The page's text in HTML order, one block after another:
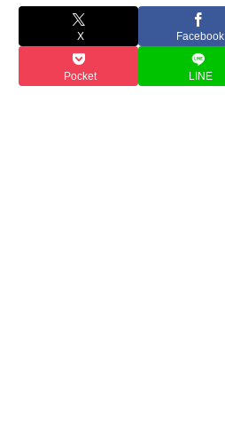
X Facebook
Pocket LINE